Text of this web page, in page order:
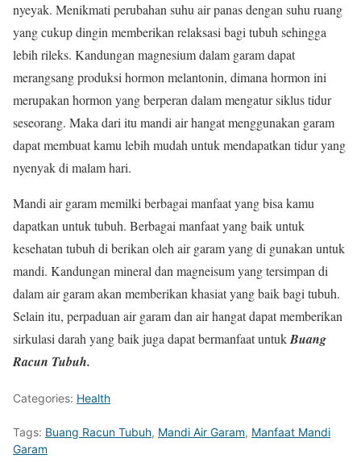
nyeyak. Menikmati perubahan suhu air panas dengan suhu ruang
yang cukup dingin memberikan relaksasi bagi tubuh sehingga
lebih rileks. Kandungan magnesium dalam garam dapat
merangsang produksi hormon melantonin, dimana hormon ini
merupakan hormon yang berperan dalam mengatur siklus tidur
seseorang. Maka dari itu mandi air hangat menggunakan garam
dapat membuat kamu lebih mudah untuk mendapatkan tidur yang
nyenyak di malam hari.
Mandi air garam memilki berbagai manfaat yang bisa kamu
dapatkan untuk tubuh. Berbagai manfaat yang baik untuk
kesehatan tubuh di berikan oleh air garam yang di gunakan untuk
mandi. Kandungan mineral dan magneisum yang tersimpan di
dalam air garam akan memberikan khasiat yang baik bagi tubuh.
Selain itu, perpaduan air garam dan air hangat dapat memberikan
sirkulasi darah yang baik juga dapat bermanfaat untukBuang
Racun Tubuh.
Categories: Health
Tags: Buang Racun Tubuh, Mandi Air Garam, Manfaat Mandi
Garam